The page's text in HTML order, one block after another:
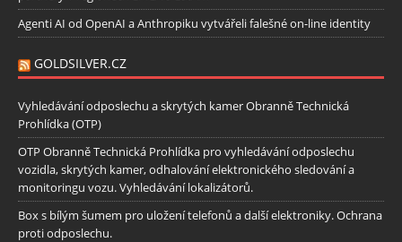
Agenti AI od OpenAI a Anthropiku vytvářeli falešné on-line identity
GOLDSILVER.CZ
Vyhledávání odposlechu a skrytých kamer Obranně Technická
Prohlídka (OTP)
OTP Obranně Technická Prohlídka pro vyhledávání odposlechu
vozidla, skrytých kamer, odhalování elektronického sledování a
monitoringu vozu. Vyhledávání lokalizátorů.
Box s bílým šumem pro uložení telefonů a další elektroniky. Ochrana
proti odposlechu.